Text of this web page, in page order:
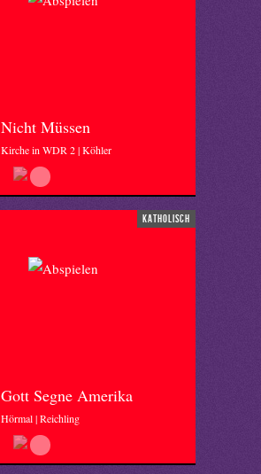
Nicht Müssen
Kirche in WDR 2 | Köhler
katholisch
Gott Segne Amerika
Hörmal | Reichling